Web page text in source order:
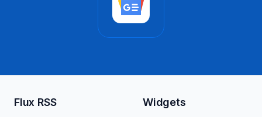
Flux RSS Widgets